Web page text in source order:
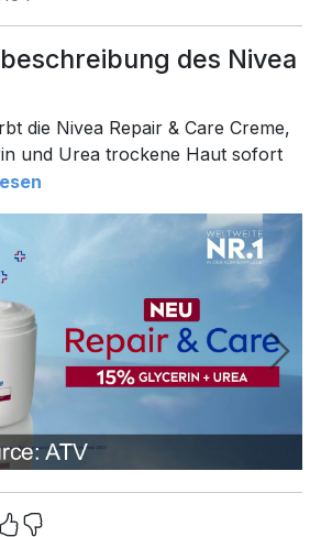
des Nivea
die Nivea Repair & Care Creme,
und Urea trockene Haut sofort